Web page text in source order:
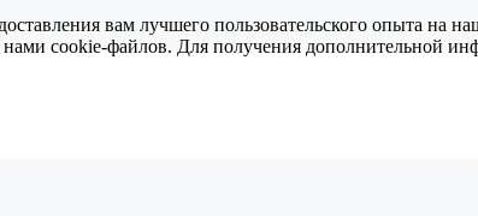
вам лучшего пользовательского опыта на
нами cookie-файлов. Для получения дополнительной